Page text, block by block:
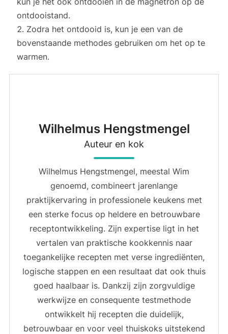
ontdooistand.
Zodra het ontdooid is, kun je een van de
bovenstaande methodes gebruiken om het op te
warmen.
Wilhelmus Hengstmengel
Auteur en kok
Wilhelmus Hengstmengel, meestal Wim
genoemd, combineert jarenlange
praktijkervaring in professionele keukens met
een sterke focus op heldere en betrouwbare
receptontwikkeling. Zijn expertise ligt in het
vertalen van praktische kookkennis naar
toegankelijke recepten met verse ingrediënten,
logische stappen en een resultaat dat ook thuis
goed haalbaar is. Dankzij zijn zorgvuldige
werkwijze en consequente testmethode
ontwikkelt hij recepten die duidelijk,
betrouwbaar en voor veel thuiskoks uitstekend